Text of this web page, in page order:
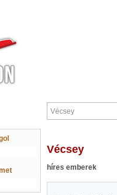
Vécsey
híres emberek